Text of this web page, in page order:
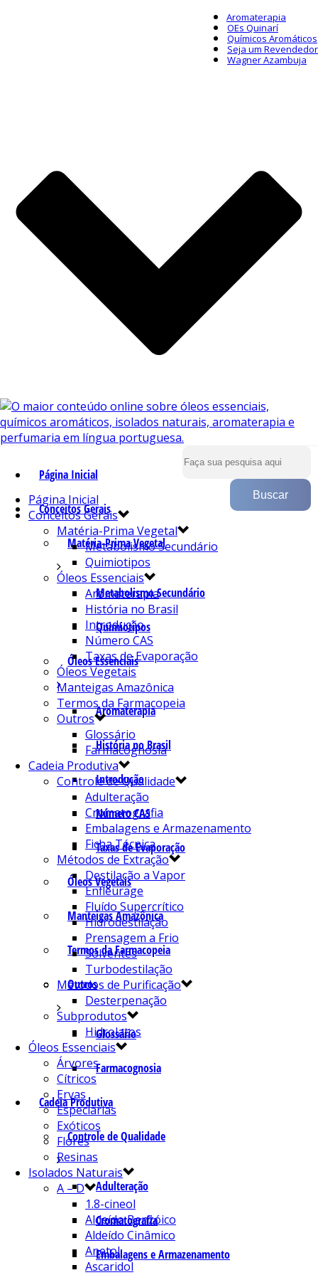
Aromaterapia
OEs Quinarí
Químicos Aromáticos
Seja um Revendedor
Wagner Azambuja
Página Inicial
Conceitos Gerais
Matéria-Prima Vegetal
Metabolismo Secundário
Quimiotipos
Óleos Essenciais
Aromaterapia
História no Brasil
Introdução
Número CAS
Taxas de Evaporação
Óleos Vegetais
Manteigas Amazônica
Termos da Farmacopeia
Outros
Glossário
Farmacognosia
Cadeia Produtiva
Controle de Qualidade
Adulteração
Cromatografia
Embalagens e Armazenamento
Página Inicial
Conceitos Gerais
Matéria-Prima Vegetal
Metabolismo Secundário
Quimiotipos
Óleos Essenciais
Aromaterapia
História no Brasil
Introdução
Número CAS
Taxas de Evaporação
Óleos Vegetais
Manteigas Amazônica
Termos da Farmacopeia
Outros
Glossário
Farmacognosia
Cadeia Produtiva
Controle de Qualidade
Adulteração
Cromatografia
Embalagens e Armazenamento
Ficha Técnica
Métodos de Extração
Destilação a Vapor
Enfleurage
Fluído Supercrítico
Hidrodestilação
Prensagem a Frio
Solventes
Turbodestilação
Métodos de Purificação
Desterpenação
Subprodutos
Hidrolatos
Óleos Essenciais
Árvores
Cítricos
Ervas
Especiarias
Exóticos
Flores
Resinas
Isolados Naturais
A – D
1.8-cineol
Aldeído Benzóico
Aldeído Cinâmico
Anetol
Ascaridol